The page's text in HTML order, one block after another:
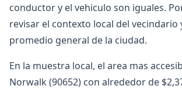
conductor y el vehiculo son iguales.
revisar el contexto local del vecindario
promedio general de la ciudad.
En la muestra local, el area mas
Norwalk (90652) con alrededor de